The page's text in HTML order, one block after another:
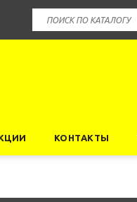
КОНТАКТЫ